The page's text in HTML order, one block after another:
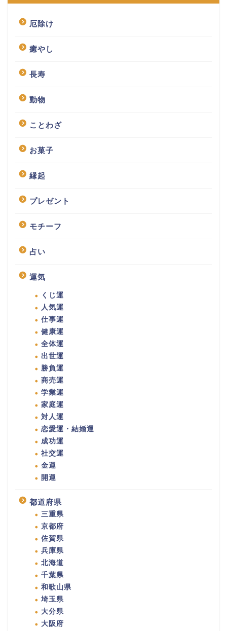
厄除け
癒やし
長寿
動物
ことわざ
お菓子
縁起
プレゼント
モチーフ
占い
運気
くじ運
人気運
仕事運
健康運
全体運
出世運
勝負運
商売運
学業運
家庭運
対人運
恋愛運・結婚運
成功運
社交運
金運
開運
都道府県
三重県
京都府
佐賀県
兵庫県
北海道
千葉県
和歌山県
埼玉県
大分県
大阪府